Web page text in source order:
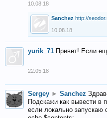
10.08.18
Sanchez http://
10.08.18
yurik_71 Привет! Если
22.05.18
Sergey ► Sanchez
Подскажи как вывести в
если локально запускаю